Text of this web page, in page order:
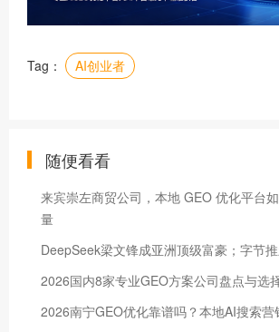
Tag： AI创业者
随便看看
来宾崇左商贸公司，本地 GEO 优化平台
量
DeepSeek梁文锋成亚洲顶级富豪；字节
2026国内8家专业GEO方案公司盘点与选
2026南宁GEO优化靠谱吗？本地AI搜索